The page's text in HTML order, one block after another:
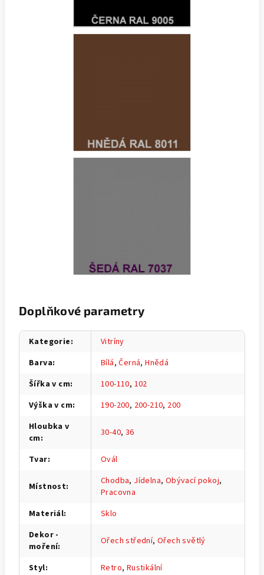
Doplňkové parametry
Kategorie:
Vitríny
Barva: Bílá,Černá,Hnědá
Šířka v cm: 100-110, 102
Výška v cm: 190-200, 200-210, 200
Hloubka v
cm: 30-40, 36
Tvar: Ovál
Místnost: Chodba, Jídelna, Obývací pokoj,
Pracovna
Materiál:
Sklo
Dekor -
moření: Ořech střední,Ořech světlý
Styl: Retro, Rustikální